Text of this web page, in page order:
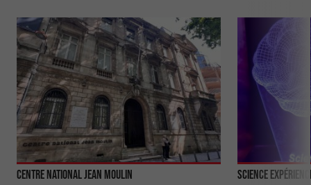
Centre National Jean Moulin Science